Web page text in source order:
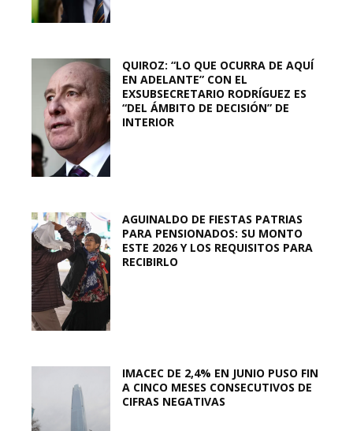
QUIROZ: “LO QUE OCURRA DE AQUÍ
EN ADELANTE” CON EL
EXSUBSECRETARIO RODRÍGUEZ ES
“DEL ÁMBITO DE DECISIÓN” DE
INTERIOR
AGUINALDO DE FIESTAS PATRIAS
PARA PENSIONADOS: SU MONTO
ESTE 2026 Y LOS REQUISITOS PARA
RECIBIRLO
IMACEC DE 2,4% EN JUNIO PUSO FIN
A CINCO MESES CONSECUTIVOS DE
CIFRAS NEGATIVAS